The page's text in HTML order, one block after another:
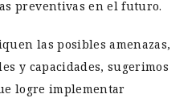
preventivas en el futuro.
las posibles amenazas,
y capacidades, sugerimos
logre implementar